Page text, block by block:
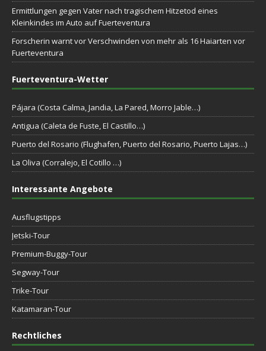
Ermittlungen gegen Vater nach tragischem Hitzetod eines
Kleinkindes im Auto auf Fuerteventura
Forscherin warnt vor Verschwinden von mehr als 16 Haiarten vor
Fuerteventura
Fuerteventura-Wetter
Pájara (Costa Calma, Jandia, La Pared, Morro Jable…)
Antigua (Caleta de Fuste, El Castillo…)
Puerto del Rosario (Flughafen, Puerto del Rosario, Puerto Lajas…)
La Oliva (Corralejo, El Cotillo …)
Interessante Angebote
Ausflugstipps
Jetski-Tour
Premium-Buggy-Tour
Segway-Tour
Trike-Tour
Katamaran-Tour
Rechtliches